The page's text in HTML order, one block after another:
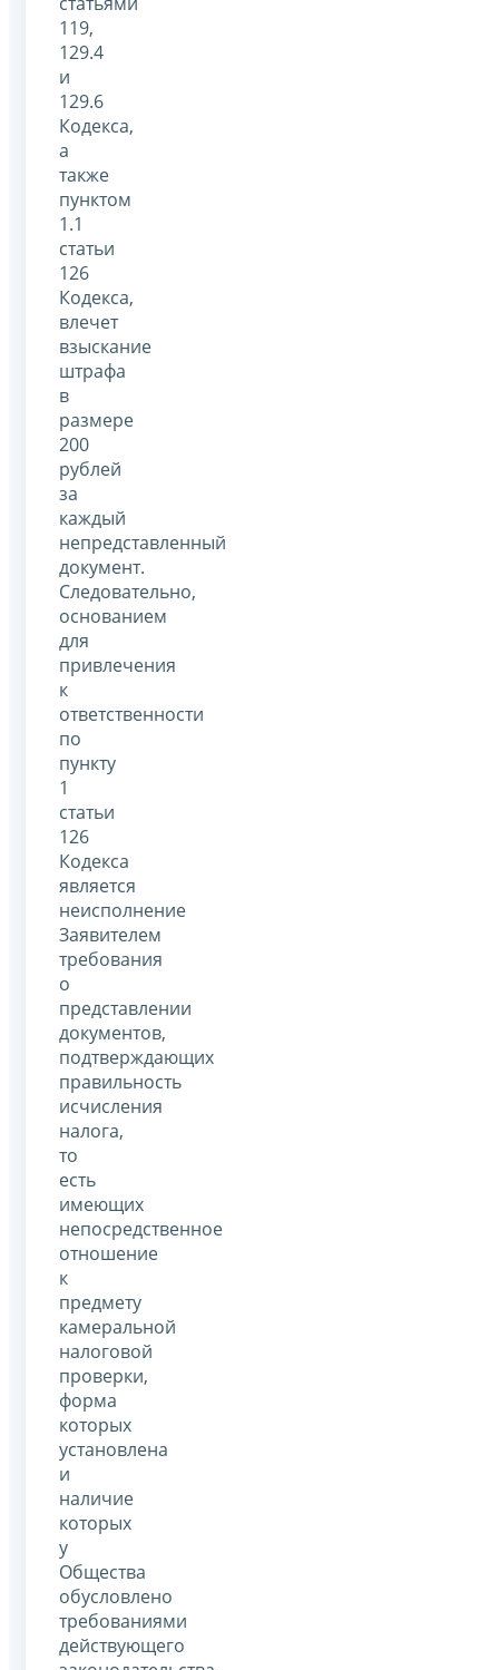
119,
129.4
и
129.6
Кодекса,
а
также
пунктом
1.1
статьи
126
Кодекса,
влечет
взыскание
штрафа
в
размере
200
рублей
за
каждый
непредставленный
документ.
Следовательно,
основанием
для
привлечения
к
ответственности
по
пункту
1
статьи
126
Кодекса
является
неисполнение
Заявителем
требования
о
представлении
документов,
подтверждающих
правильность
исчисления
налога,
то
есть
имеющих
непосредственное
отношение
к
предмету
камеральной
налоговой
проверки,
форма
которых
установлена
и
наличие
которых
у
Общества
обусловлено
требованиями
действующего